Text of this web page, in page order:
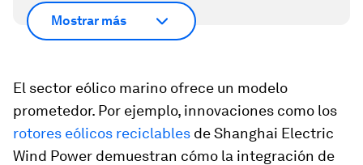
Mostrar más
El sector eólico marino ofrece un modelo
prometedor. Por ejemplo, innovaciones como los
rotores eólicos reciclables de Shanghai Electric
Wind Power demuestran cómo la integración de